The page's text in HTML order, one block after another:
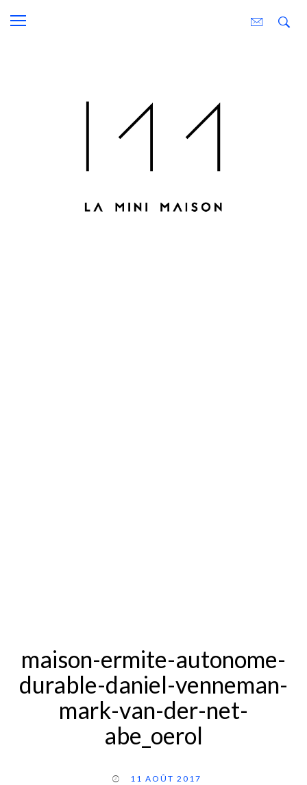
maison-ermite-autonome-
durable-daniel-venneman-
mark-van-der-net-
abe_oerol
11 AOÛT 2017